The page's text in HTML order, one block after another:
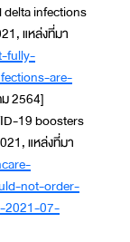
infections
แหล่งที่มา
fully-
are-
2564]
19 boosters
แหล่งที่มา
not-order-
2021-07-